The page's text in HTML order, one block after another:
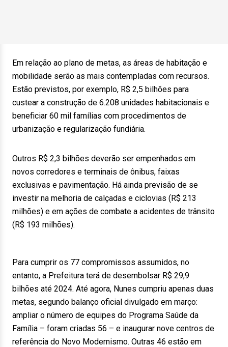
Em relação ao plano de metas, as áreas de habitação e
mobilidade serão as mais contempladas com recursos.
Estão previstos, por exemplo, R$ 2,5 bilhões para
custear a construção de 6.208 unidades habitacionais e
beneficiar 60 mil famílias com procedimentos de
urbanização e regularização fundiária.
Outros R$ 2,3 bilhões deverão ser empenhados em
novos corredores e terminais de ônibus, faixas
exclusivas e pavimentação. Há ainda previsão de se
investir na melhoria de calçadas e ciclovias (R$ 213
milhões) e em ações de combate a acidentes de trânsito
(R$ 193 milhões).
Para cumprir os 77 compromissos assumidos, no
entanto, a Prefeitura terá de desembolsar R$ 29,9
bilhões até 2024. Até agora, Nunes cumpriu apenas duas
metas, segundo balanço oficial divulgado em março:
ampliar o número de equipes do Programa Saúde da
Família – foram criadas 56 – e inaugurar nove centros de
referência do Novo Modernismo. Outras 46 estão em